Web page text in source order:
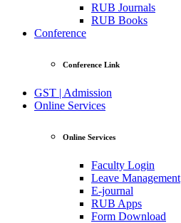
RUB Journals
RUB Books
Conference
Conference Link
GST | Admission
Online Services
Online Services
Faculty Login
Leave Management
E-journal
RUB Apps
Form Download